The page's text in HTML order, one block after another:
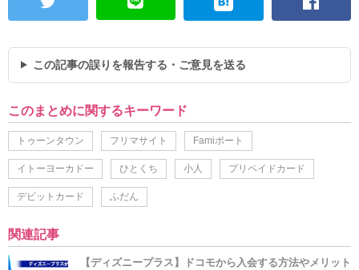
この記事の誤りを報告する・ご意見を送る
このまとめに関するキーワード
トゥーンタウン フリマサイト Famiポート
イトーヨーカドー ひとくち 小人 プリペイドカード
デビットカード ふだん
関連記事
【ディズニープラス】ドコモから入会する方法やメリット